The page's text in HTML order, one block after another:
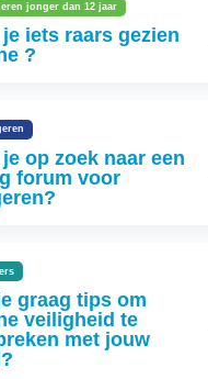
jonger dan 12 jaar
je iets raars gezien
?
op zoek naar een
forum voor
graag tips om
veiligheid te
met jouw